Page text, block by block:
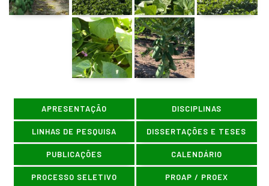
APRESENTAÇÃO DISCIPLINAS
LINHAS DE PESQUISA DISSERTAÇÕES E TESES
PUBLICAÇÕES CALENDÁRIO
PROCESSO SELETIVO PROAP / PROEX